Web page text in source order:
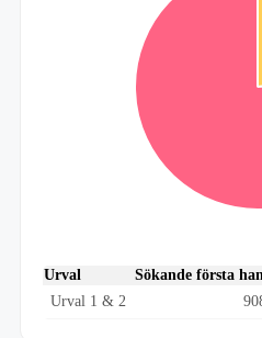
Urval Sökande första
Urval 1 & 2